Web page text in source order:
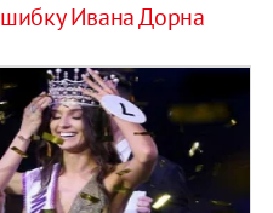
Ивана Дорна